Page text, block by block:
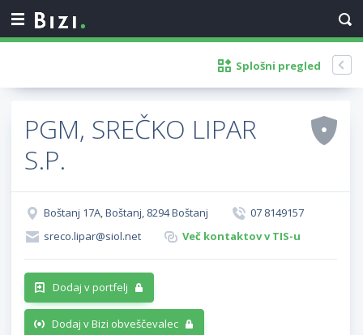
Splošni pregled
PGM, SREČKO LIPAR
S.P.
Boštanj 17A, Boštanj, 8294 Boštanj
07 8149157
sreco.lipar@siol.net
Več kontaktov v TIS-u
Dodaj v portfelj
Dodaj v Bizi obveščevalec